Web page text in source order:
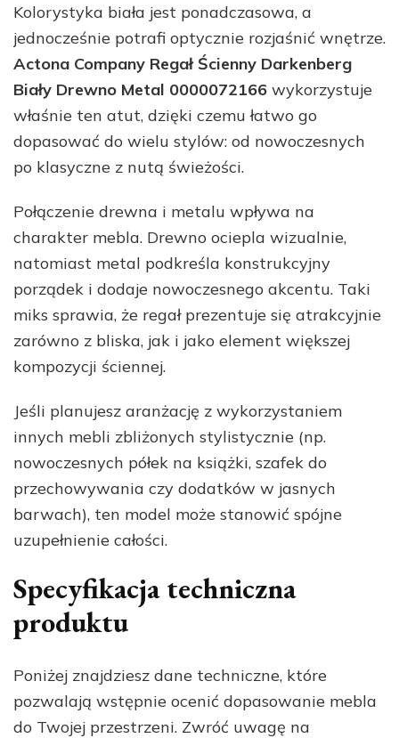
Kolorystyka biała jest ponadczasowa, a
jednocześnie potrafi optycznie rozjaśnić wnętrze.
Actona Company Regał Ścienny Darkenberg
Biały Drewno Metal 0000072166 wykorzystuje
właśnie ten atut, dzięki czemu łatwo go
dopasować do wielu stylów: od nowoczesnych
po klasyczne z nutą świeżości.
Połączenie drewna i metalu wpływa na
charakter mebla. Drewno ociepla wizualnie,
natomiast metal podkreśla konstrukcyjny
porządek i dodaje nowoczesnego akcentu. Taki
miks sprawia, że regał prezentuje się atrakcyjnie
zarówno z bliska, jak i jako element większej
kompozycji ściennej.
Jeśli planujesz aranżację z wykorzystaniem
innych mebli zbliżonych stylistycznie (np.
nowoczesnych półek na książki, szafek do
przechowywania czy dodatków w jasnych
barwach), ten model może stanowić spójne
uzupełnienie całości.
Specyfikacja techniczna
produktu
Poniżej znajdziesz dane techniczne, które
pozwalają wstępnie ocenić dopasowanie mebla
do Twojej przestrzeni. Zwróć uwagę na